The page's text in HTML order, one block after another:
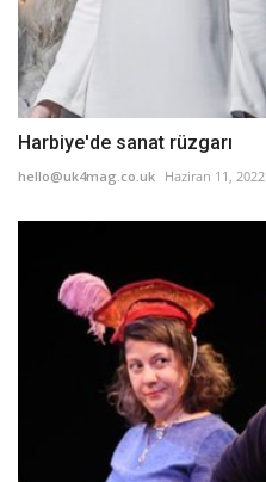
Harbiye'de sanat rüzgarı
hello@uk4mag.co.uk Haziran 11, 2022